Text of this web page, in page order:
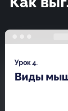
Урок 4.
Виды